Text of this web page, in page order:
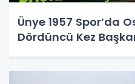
Ünye 1957 Spor’da
Dördüncü Kez